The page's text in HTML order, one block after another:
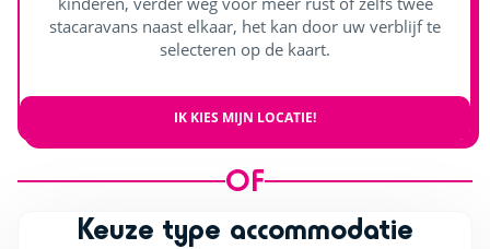
stacaravans naast elkaar, het kan door uw verblijf te
selecteren op de kaart.
IK KIES MIJN LOCATIE!
OF
Keuze type accommodatie